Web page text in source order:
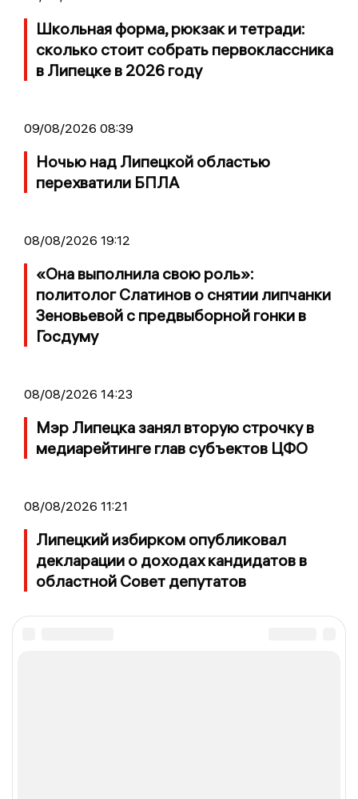
Школьная форма, рюкзак и тетради:
сколько стоит собрать первоклассника
в Липецке в 2026 году
09/08/2026 08:39
Ночью над Липецкой областью
перехватили БПЛА
08/08/2026 19:12
«Она выполнила свою роль»:
политолог Слатинов о снятии липчанки
Зеновьевой с предвыборной гонки в
Госдуму
08/08/2026 14:23
Мэр Липецка занял вторую строчку в
медиарейтинге глав субъектов ЦФО
08/08/2026 11:21
Липецкий избирком опубликовал
декларации о доходах кандидатов в
областной Совет депутатов